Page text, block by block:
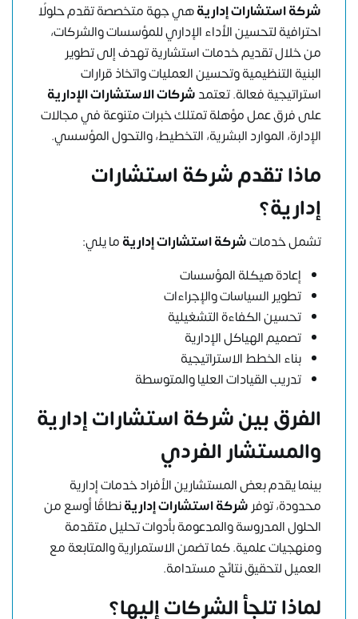
شركة استشارات إداريةهي جهة متخصصة تقدم حلولًا
احترافية لتحسين الأداء الإداري للمؤسسات والشركات،
من خلال تقديم خدمات استشارية تهدف إلى تطوير
البنية التنظيمية وتحسين العمليات واتخاذ قرارات
استراتيجية فعالة. تعتمدشركات الاستشارات الإدارية
على فرق عمل مؤهلة تمتلك خبرات متنوعة في مجالات
الإدارة، الموارد البشرية، التخطيط، والتحول المؤسسي.
ماذا تقدم شركة استشارات
إدارية؟
تشمل خدماتشركة استشارات إداريةما يلي:
إعادة هيكلة المؤسسات
تطوير السياسات والإجراءات
تحسين الكفاءة التشغيلية
تصميم الهياكل الإدارية
بناء الخطط الاستراتيجية
تدريب القيادات العليا والمتوسطة
الفرق بين شركة استشارات إدارية
والمستشار الفردي
بينما يقدم بعض المستشارين الأفراد خدمات إدارية
محدودة، توفرشركة استشارات إداريةنطاقًا أوسع من
الحلول المدروسة والمدعومة بأدوات تحليل متقدمة
ومنهجيات علمية. كما تضمن الاستمرارية والمتابعة مع
العميل لتحقيق نتائج مستدامة.
لماذا تلجأ الشركات إليها؟